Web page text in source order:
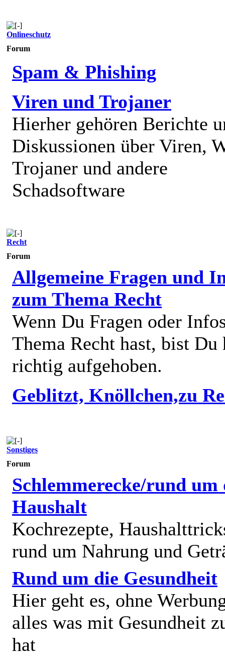
Onlineschutz
Forum
Spam & Phishing
Viren und Trojaner
Hierher gehören Berichte
Diskussionen über Viren,
Trojaner und andere
Schadsoftware
Recht
Forum
Allgemeine Fragen und
zum Thema Recht
Wenn Du Fragen oder
Thema Recht hast, bist Du
richtig aufgehoben.
Geblitzt, Knöllchen,zu
Sonstiges
Forum
Schlemmerecke/rund um
Haushalt
Kochrezepte,
rund um Nahrung und
Rund um die Gesundheit
Hier geht es, ohne
alles was mit Gesundheit
hat